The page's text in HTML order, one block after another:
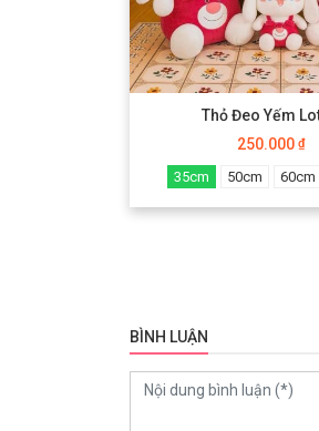
Thỏ Đeo Yếm
250.000 ₫
35cm 50cm 60cm
BÌNH LUẬN